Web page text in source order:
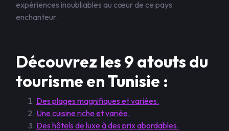
expériences inoubliables au cœur de ce pays
enchanteur.
Découvrez les 9 atouts du
tourisme en Tunisie :
Des plages magnifiques et variées.
Une cuisine riche et variée.
Des hôtels de luxe à des prix abordables.